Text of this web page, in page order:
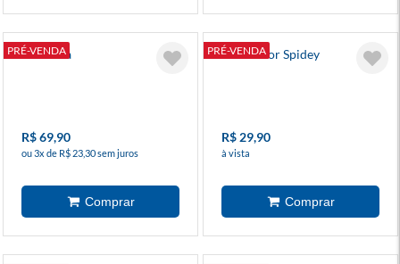
PRÉ-VENDA
A Estrela
R$ 69,90
ou 3x de R$ 23,30 sem juros
PRÉ-VENDA
Arte E Cor Spidey
R$ 29,90
à vista